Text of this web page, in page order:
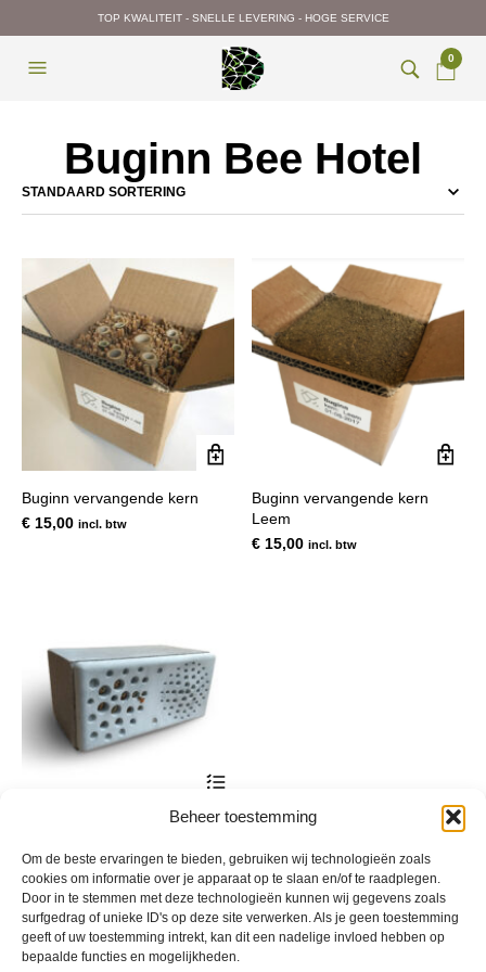
Beheer toestemming
Om de beste ervaringen te bieden, gebruiken wij technologieën zoals
cookies om informatie over je apparaat op te slaan en/of te raadplegen.
Door in te stemmen met deze technologieën kunnen wij gegevens zoals
surfgedrag of unieke ID's op deze site verwerken. Als je geen toestemming
geeft of uw toestemming intrekt, kan dit een nadelige invloed hebben op
bepaalde functies en mogelijkheden.
TOP KWALITEIT - SNELLE LEVERING - HOGE SERVICE
0
Buginn Bee Hotel
Buginn vervangende kern
€ 15,00 incl. btw
Buginn vervangende kern
Leem
€ 15,00 incl. btw
meerdere
Deze
optie
kan
gekozen
worden
op
🐝 BugInn – Natuurinclusieve
123,60 €2.798,00
Prijsklasse:
€ 123,60
tot
€ 2.798,00
incl. btw